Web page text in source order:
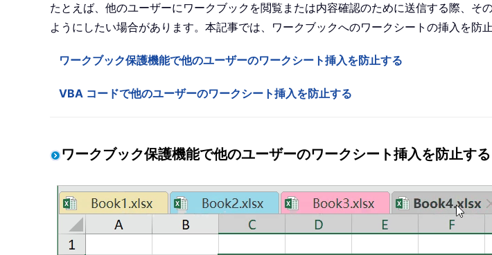
たとえば、他のユーザーにワークブックを閲覧または内容確認のために送信する際、
ようにしたい場合があります。本記事では、ワークブックへのワークシートの挿入を防
ワークブック保護機能で他のユーザーのワークシート挿入を防止する
VBA コードで他のユーザーのワークシート挿入を防止する
ワークブック保護機能で他のユーザーのワークシート挿入を防止する